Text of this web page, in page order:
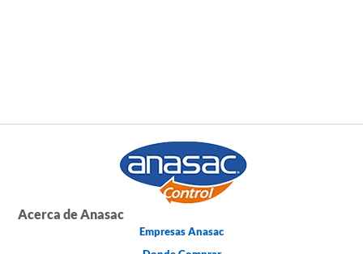
Acerca de Anasac
Empresas Anasac